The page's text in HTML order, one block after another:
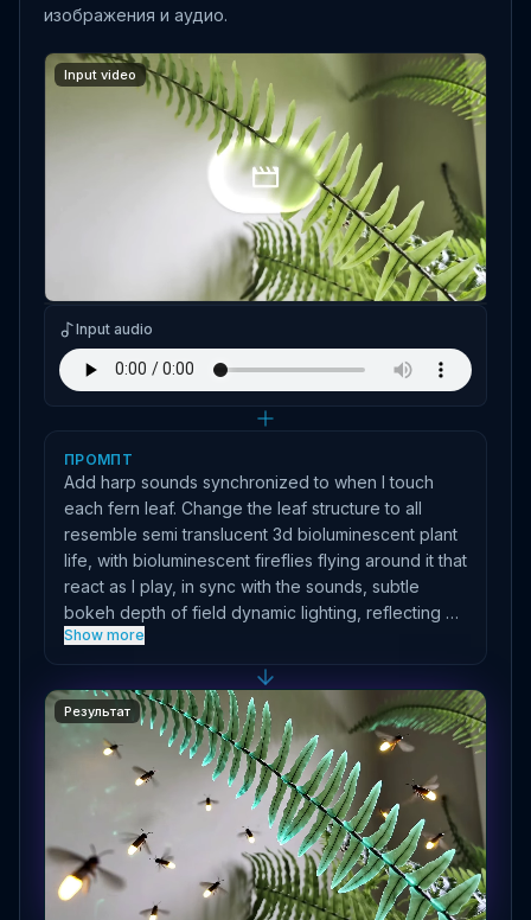
изображения и аудио.
Input video
Input image
Input audio
ПРОМПТ
Add harp sounds synchronized to when I touch
each fern leaf. Change the leaf structure to all
resemble semi translucent 3d bioluminescent plant
life, with bioluminescent fireflies flying around it that
react as I play, in sync with the sounds, subtle
bokeh depth of field dynamic lighting, reflecting off
the walls in the room, keeping the room structure
Show more
Результат